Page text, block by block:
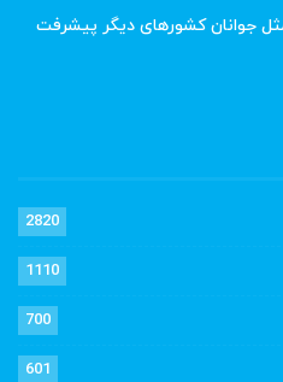
جوانان کشورهای دیگر پیشرفت
2820
1110
700
601